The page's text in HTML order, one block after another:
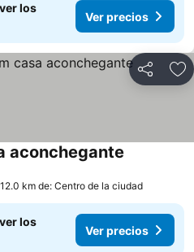
los
Ver precios
Compartir
aconchegante
km de: Centro de la ciudad
los
Ver precios